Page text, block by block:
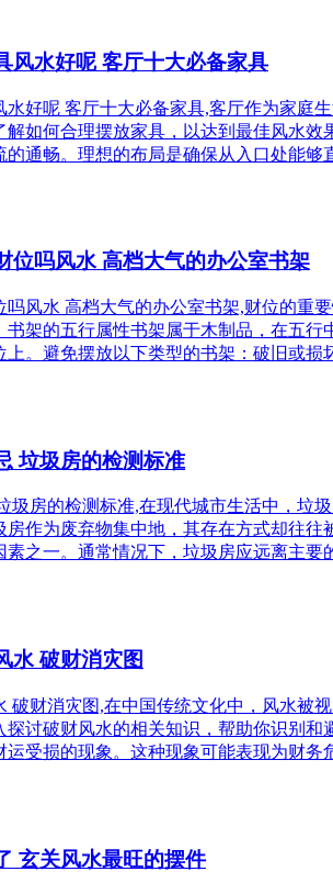
风水好呢 客厅十大必备家具
水好呢 客厅十大必备家具,客厅作为家庭
解如何合理摆放家具，以达到最佳风水
的通畅。理想的布局是确保从入口处能
位吗风水 高档大气的办公室书架
吗风水 高档大气的办公室书架,财位的重
书架的五行属性书架属于木制品，在五
上。避免摆放以下类型的书架：破旧或
垃圾房的检测标准
圾房的检测标准,在现代城市生活中，垃
房作为废弃物集中地，其存在方式却往
素之一。通常情况下，垃圾房应远离主
水 破财消灾图
破财消灾图,在中国传统文化中，风水被
探讨破财风水的相关知识，帮助你识别
运受损的现象。这种现象可能表现为财
玄关风水最旺的摆件